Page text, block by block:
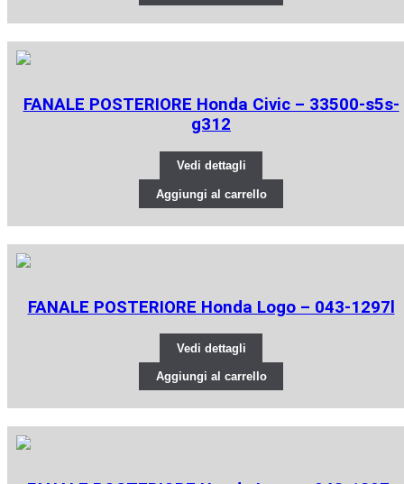
FANALE POSTERIORE Honda Civic – 33500-s5s-
g312
Vedi dettagli
Aggiungi al carrello
FANALE POSTERIORE Honda Logo – 043-1297l
Vedi dettagli
Aggiungi al carrello